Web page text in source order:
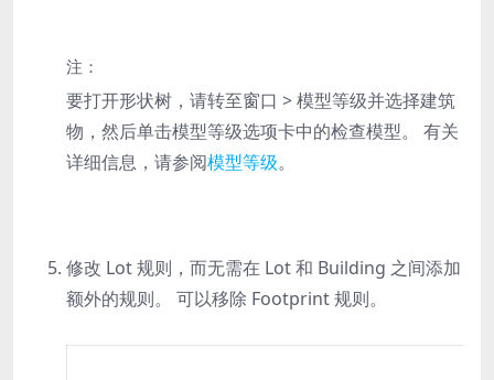
注：
要打开形状树，请转至窗口 >模型等级并选择建筑
物，然后单击模型等级选项卡中的检查模型。 有关
详细信息，请参阅模型等级。
修改 Lot规则，而无需在 Lot和 Building 之间添加
额外的规则。 可以移除 Footprint 规则。